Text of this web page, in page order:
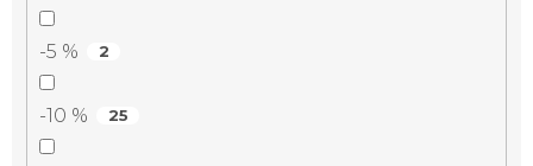
-5 % 2
-10 % 25